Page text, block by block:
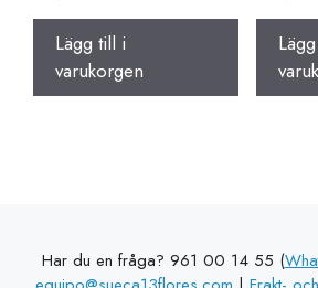
Lägg till i
varukorgen
Har du en fråga? 961 00 14 55 (